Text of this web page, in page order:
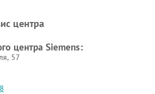
Siemens
Siemens
центра
центра Siemens:
57